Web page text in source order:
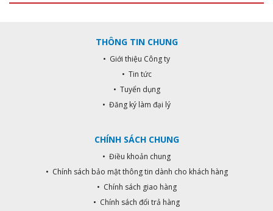
THÔNG TIN CHUNG
• Giới thiệu Công ty
• Tin tức
• Tuyển dụng
• Đăng ký làm đại lý
CHÍNH SÁCH CHUNG
• Điều khoản chung
• Chính sách bảo mật thông tin dành cho khách hàng
• Chính sách giao hàng
• Chính sách đổi trả hàng